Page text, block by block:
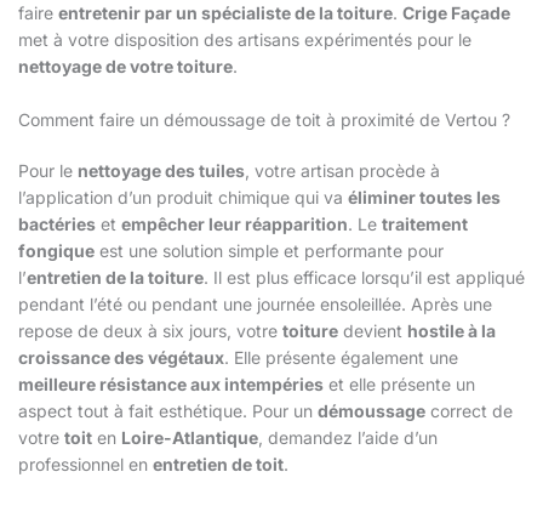
faire entretenir par un spécialiste de la toiture. Crige Façade
met à votre disposition des artisans expérimentés pour le
nettoyage de votre toiture.
Comment faire un démoussage de toit à proximité de Vertou ?
Pour le nettoyage des tuiles , votre artisan procède à
l’application d’un produit chimique qui va éliminer toutes les
bactéries et empêcher leur réapparition. Le traitement
fongique est une solution simple et performante pour
l’entretien de la toiture. Il est plus efficace lorsqu’il est appliqué
pendant l’été ou pendant une journée ensoleillée. Après une
repose de deux à six jours, votre toiture devient hostile à la
croissance des végétaux. Elle présente également une
meilleure résistance aux intempéries et elle présente un
aspect tout à fait esthétique. Pour un démoussage correct de
votre toit en Loire-Atlantique , demandez l’aide d’un
professionnel en entretien de toit.